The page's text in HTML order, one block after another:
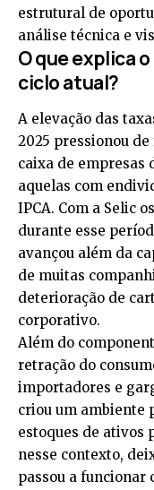
estrutural de
análise técnica e
O que explica
ciclo atual?
A elevação das
2025 pressionou
caixa de empresas
aquelas com
IPCA. Com a Selic
durante esse
avançou além da
de muitas
deterioração de
corporativo.
Além do
retração do
importadores e
criou um ambiente
estoques de ativos
nesse contexto,
passou a